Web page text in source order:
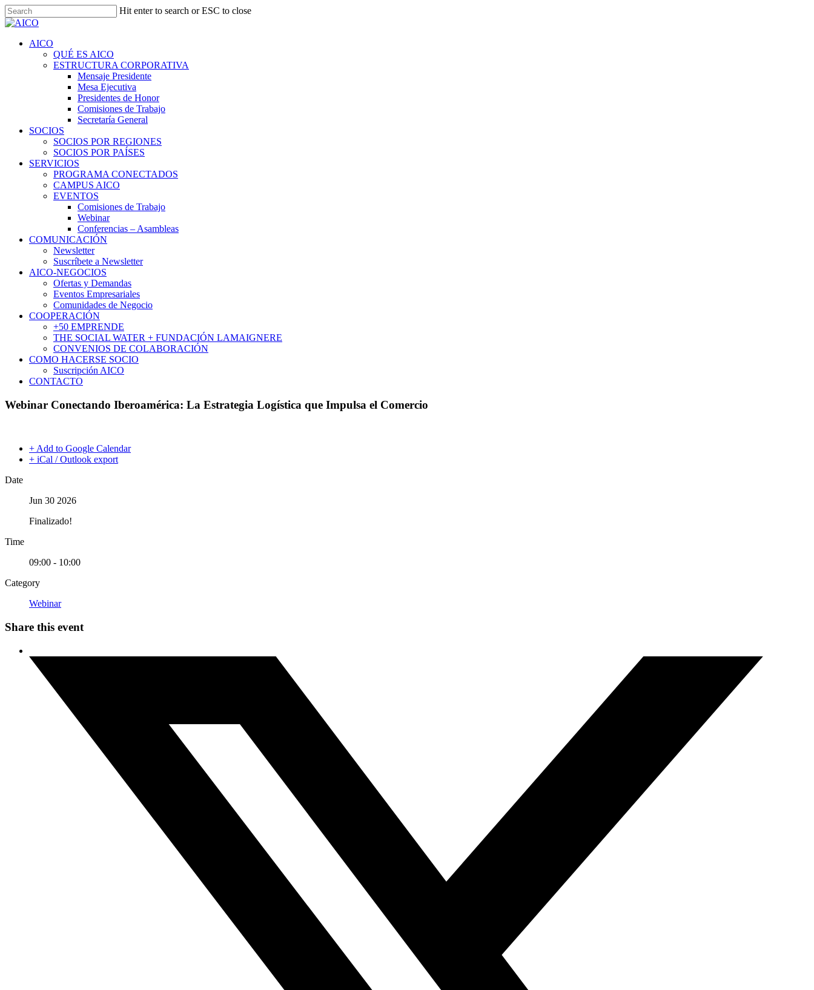
Skip
to
content
Hit enter to search or ESC to close
Close
Menu
AICO
QUÉ ES AICO
ESTRUCTURA CORPORATIVA
Mensaje Presidente
Mesa Ejecutiva
Presidentes de Honor
Comisiones de Trabajo
Secretaría General
SOCIOS
SOCIOS POR REGIONES
SOCIOS POR PAÍSES
SERVICIOS
PROGRAMA CONECTADOS
CAMPUS AICO
EVENTOS
Comisiones de Trabajo
Webinar
Conferencias – Asambleas
COMUNICACIÓN
Newsletter
Suscríbete a Newsletter
AICO-NEGOCIOS
Ofertas y Demandas
Eventos Empresariales
Comunidades de Negocio
COOPERACIÓN
+50 EMPRENDE
THE SOCIAL WATER + FUNDACIÓN LAMAIGNERE
CONVENIOS DE COLABORACIÓN
COMO HACERSE SOCIO
Suscripción AICO
CONTACTO
Webinar Conectando Iberoamérica: La Estrategia Logística que Impulsa el Comercio
+ Add to Google Calendar
+ iCal / Outlook export
Date
Jun 30 2026
Finalizado!
Time
09:00 - 10:00
Category
Webinar
Share this event